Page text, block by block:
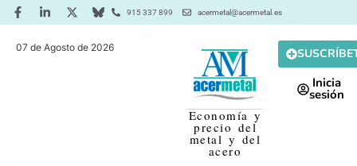
915 337 899 acermetal@acermetal.es
07 de Agosto de 2026
Economía y
precio del
metal y del
acero
Inicia
sesión